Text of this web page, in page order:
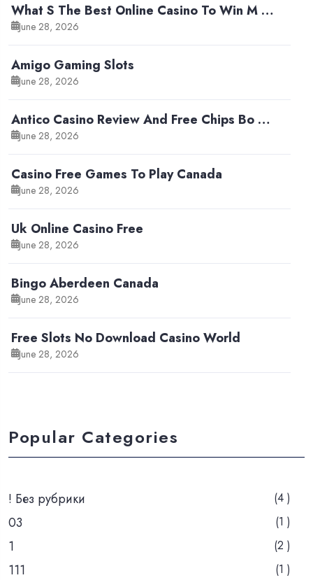
What S The Best Online Casino To Win M …
June 28, 2026
Amigo Gaming Slots
June 28, 2026
Antico Casino Review And Free Chips Bo …
June 28, 2026
Casino Free Games To Play Canada
June 28, 2026
Uk Online Casino Free
June 28, 2026
Bingo Aberdeen Canada
June 28, 2026
Free Slots No Download Casino World
June 28, 2026
Popular Categories
! Без рубрики (4 )
03 (1 )
1 (2 )
111 (1 )